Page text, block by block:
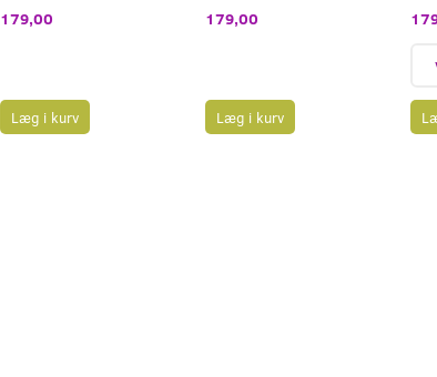
179,00
Læg i kurv
179,00
Læg i kurv